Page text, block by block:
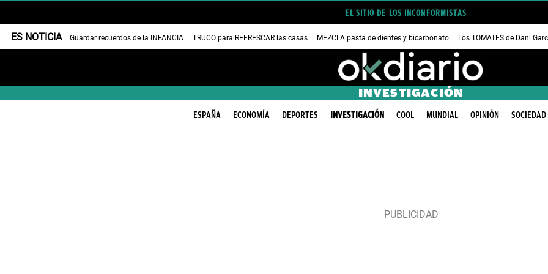
EL SITIO DE LOS INCONFORMISTAS
ES NOTICIA Guardar recuerdos de la INFANCIA TRUCO para REFRESCAR las casas MEZCLA pasta de dientes y bicarbonato Los TOMATES de Dani
INVESTIGACIÓN
ESPAÑA ECONOMÍA DEPORTES INVESTIGACIÓN COOL MUNDIAL OPINIÓN SOCIEDAD